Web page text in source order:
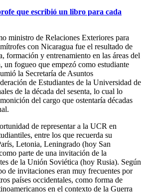
que escribió un libro para cada
ministro de Relaciones Exteriores para
con Nicaragua fue el resultado de
formación y entrenamiento en las áreas del
un fogueo que empezó como estudiante
la Secretaría de Asuntos
de Estudiantes de la Universidad de
de la década del sesenta, lo cual lo
del cargo que ostentaría décadas
de representar a la UCR en
entre los que recuerda su
Letonia, Leningrado (hoy San
parte de una invitación de la
de la Unión Soviética (hoy Rusia). Según
de invitaciones eran muy frecuentes por
países occidentales, como forma de
en el contexto de la Guerra